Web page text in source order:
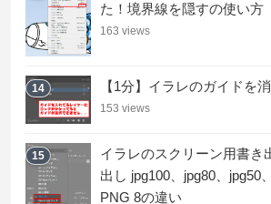
た！境界線を隠すの使い方
163 views
14 【1分】イラレのガイドを
153 views
15
イラレのスクリーン用書き
出し jpg100、jpg80、jpg50
PNG 8の違い